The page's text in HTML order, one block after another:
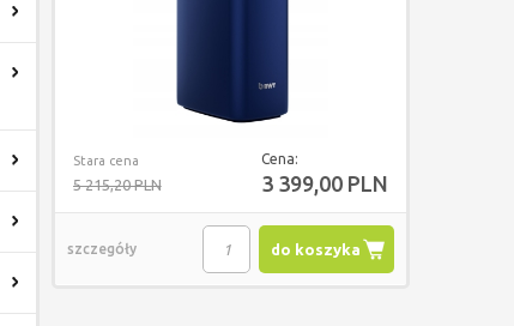
Stara cena
5 215,20 PLN
Cena:
3 399,00 PLN
do koszyka
szczegóły